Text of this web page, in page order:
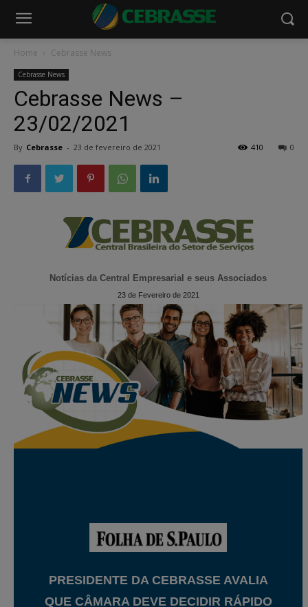
Home Cebrasse News
Cebrasse News
Cebrasse News –
23/02/2021
By Cebrasse - 23 de fevereiro de 2021 0
410
Notícias da Central Empresarial e seus Associados
23 de Fevereiro de 2021
PRESIDENTE DA CEBRASSE AVALIA
QUE CÂMARA DEVE DECIDIR RÁPIDO